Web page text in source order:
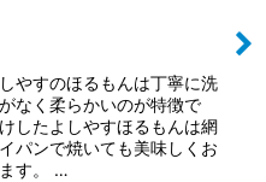
やすのほるもんは丁寧に洗
なく柔らかいのが特徴で
したよしやすほるもんは網
パンで焼いても美味しくお
す。 …